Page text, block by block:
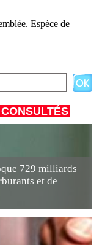
729 milliards
et de